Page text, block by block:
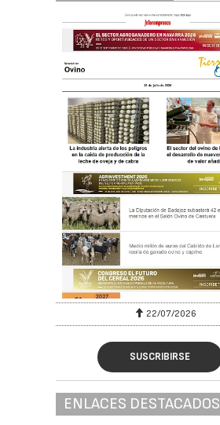
22/07/2026
SUSCRIBIRSE
ENLACES DESTACADOS